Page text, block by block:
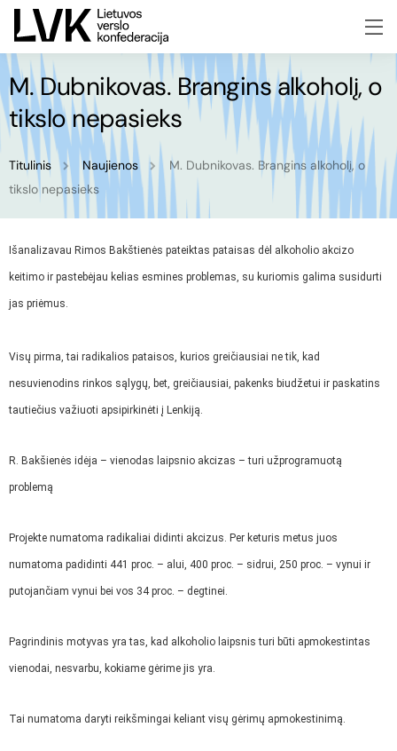
M. Dubnikovas. Brangins alkoholį, o
tikslo nepasieks
Titulinis Naujienos
M. Dubnikovas. Brangins alkoholį, o
tikslo nepasieks
Išanalizavau Rimos Bakštienės pateiktas pataisas dėl alkoholio akcizo
keitimo ir pastebėjau kelias esmines problemas, su kuriomis galima susidurti
jas priėmus.
Visų pirma, tai radikalios pataisos, kurios greičiausiai ne tik, kad
nesuvienodins rinkos sąlygų, bet, greičiausiai, pakenks biudžetui ir paskatins
tautiečius važiuoti apsipirkinėti į Lenkiją.
R. Bakšienės idėja – vienodas laipsnio akcizas – turi užprogramuotą
problemą
Projekte numatoma radikaliai didinti akcizus. Per keturis metus juos
numatoma padidinti 441 proc. – alui, 400 proc. – sidrui, 250 proc. – vynui ir
putojančiam vynui bei vos 34 proc. – degtinei.
Pagrindinis motyvas yra tas, kad alkoholio laipsnis turi būti apmokestintas
vienodai, nesvarbu, kokiame gėrime jis yra.
Tai numatoma daryti reikšmingai keliant visų gėrimų apmokestinimą.